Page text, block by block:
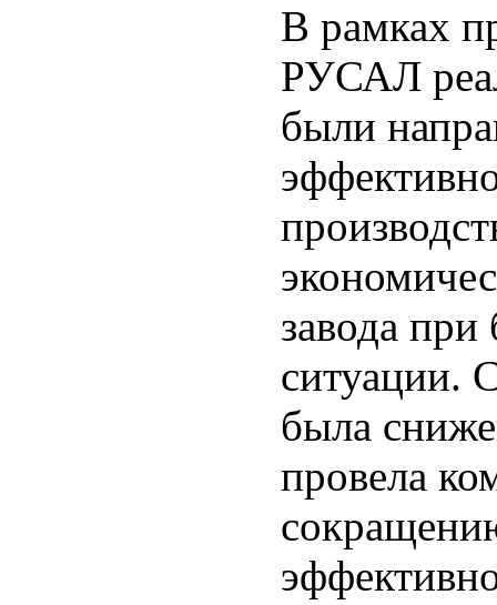
В рамках
РУСАЛ
были
завода
ситуации.
была
провела